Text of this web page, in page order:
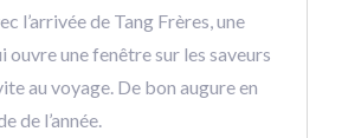
l’arrivée de Tang Frères, une
ouvre une fenêtre sur les saveurs
au voyage. De bon augure en
de l’année.